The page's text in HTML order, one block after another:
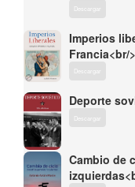
Descargar
Imperios
Francia<br/
Descargar
Deporte
Descargar
Cambio de